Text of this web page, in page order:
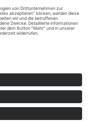
GmbH, Lieschow 18
(0) 38305 - 55300